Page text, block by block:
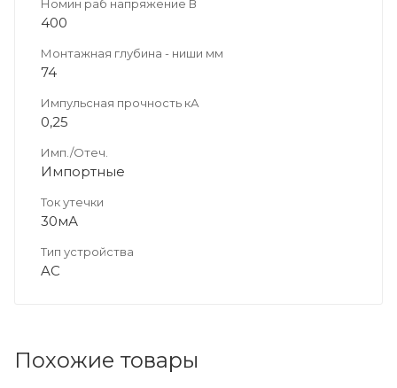
Номин раб напряжение В
400
Монтажная глубина - ниши мм
74
Импульсная прочность кА
0,25
Имп./Отеч.
Импортные
Ток утечки
30мА
Тип устройства
AC
Похожие товары